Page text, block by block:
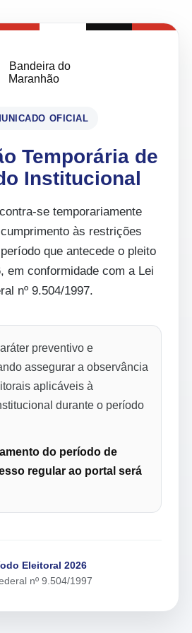
OFICIAL
Temporária de
Institucional
se temporariamente
às restrições
que antecede o pleito
em conformidade com a Lei
nº 9.504/1997.
preventivo e
assegurar a observância
aplicáveis à
durante o período
do período de
regular ao portal será
Eleitoral 2026
nº 9.504/1997